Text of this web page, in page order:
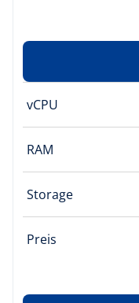
vCPU
RAM
Storage
Preis